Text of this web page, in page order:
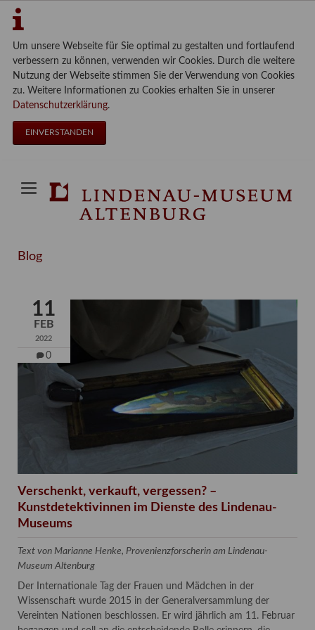
Um unsere Webseite für Sie optimal zu gestalten und fortlaufend
verbessern zu können, verwenden wir Cookies. Durch die weitere
Nutzung der Webseite stimmen Sie der Verwendung von Cookies
zu. Weitere Informationen zu Cookies erhalten Sie in unserer
Datenschutzerklärung.
EINVERSTANDEN
Blog
11
FEB
2022
0
Verschenkt, verkauft, vergessen? –
Kunstdetektivinnen im Dienste des Lindenau-
Museums
Text von Marianne Henke, Provenienzforscherin am Lindenau-
Museum Altenburg
Der Internationale Tag der Frauen und Mädchen in der
Wissenschaft wurde 2015 in der Generalversammlung der
Vereinten Nationen beschlossen. Er wird jährlich am 11. Februar